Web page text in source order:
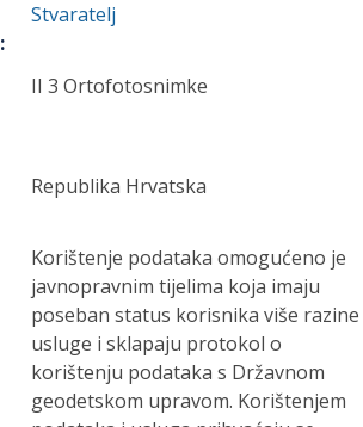
:
Stvaratelj
II 3 Ortofotosnimke
Republika Hrvatska
Korištenje podataka omogućeno je
javnopravnim tijelima koja imaju
poseban status korisnika više razine
usluge i sklapaju protokol o
korištenju podataka s Državnom
geodetskom upravom. Korištenjem